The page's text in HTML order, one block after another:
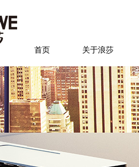
首页 关于浪莎